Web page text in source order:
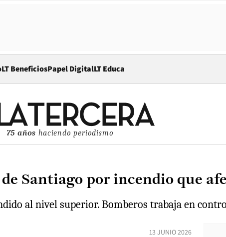
LT BeneficiosPapel DigitalOpens in new window
LT Educa
75 años haciendo periodismo
Santiago por incendio que
al nivel superior. Bomberos trabaja en
13 JUNIO 2026